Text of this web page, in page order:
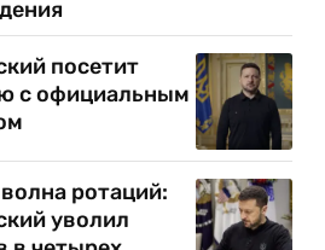
посетит
с официальным
ротаций:
уволил